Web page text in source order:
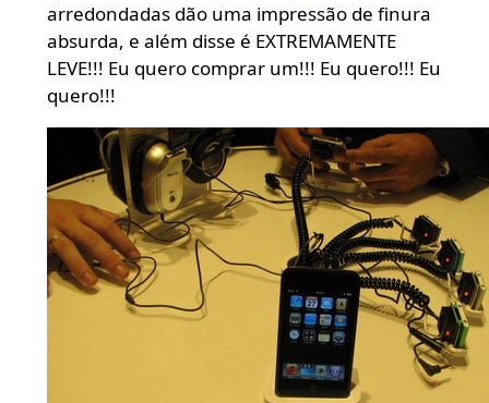
arredondadas dão uma impressão de finura
absurda, e além disse é EXTREMAMENTE
LEVE!!! Eu quero comprar um!!! Eu quero!!! Eu
quero!!!